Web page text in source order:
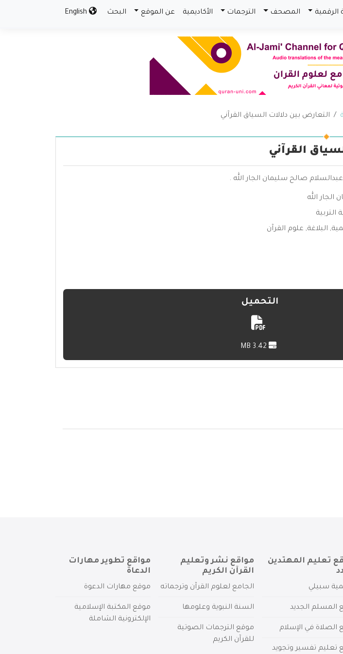
الرقمية المصحف الترجمات الأكاديمية عن الموقع البحث
التعارض بين دلالات السياق القرآني
القرآني
صالح سليمان الجار الله .
الله
, البلاغة, علوم القرآن
التحميل
تعليم المهتدين
سبيلي
المسلم الجديد
الصلاة في الإسلام
تعليم تفسير وتجويد
مواقع نشر وتعليم
القرآن الكريم
الجامع لعلوم القرآن وترجماته
السنة النبوية وعلومها
موقع الترجمات الصوتية
للقرآن الكريم
مواقع تطوير مهارات
الدعاة
موقع مهارات الدعوة
موقع المكتبة الإسلامية
الإلكترونية الشاملة